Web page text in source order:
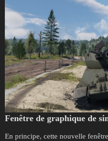
Fenêtre de graphique de
En principe, cette nouvelle